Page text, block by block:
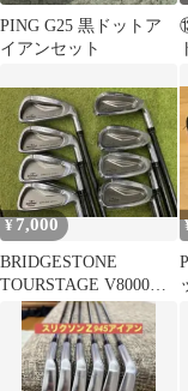
PING G25 黒ドットア
イアンセット
¥ 7,000
BRIDGESTONE
TOURSTAGE V8000ア
イアンセット